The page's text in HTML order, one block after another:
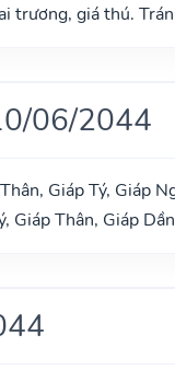
trương, giá thú.
06/2044
Giáp Tý, Giáp
Giáp Thân, Giáp Dần